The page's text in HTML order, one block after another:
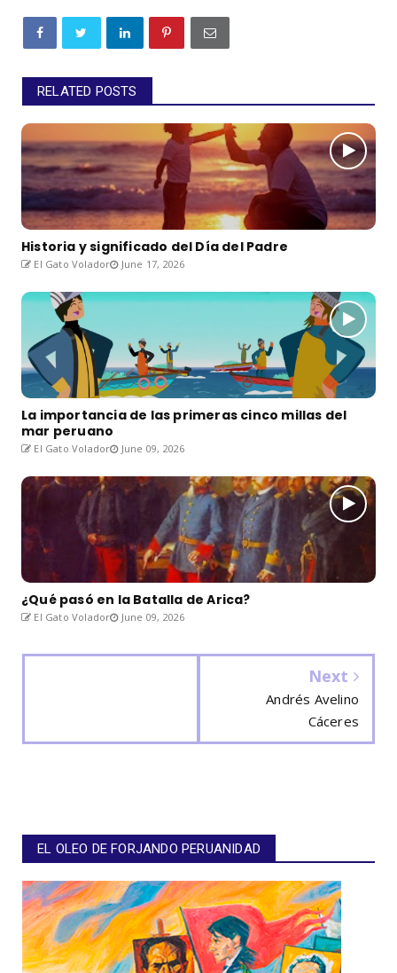
RELATED POSTS
Historia y significado del Día del Padre
El Gato Volador June 17, 2026
La importancia de las primeras cinco millas del
mar peruano
El Gato Volador June 09, 2026
¿Qué pasó en la Batalla de Arica?
El Gato Volador June 09, 2026
Next
Andrés Avelino
Cáceres
EL OLEO DE FORJANDO PERUANIDAD